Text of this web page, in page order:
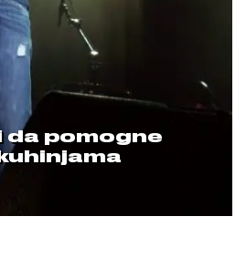
da pomogne